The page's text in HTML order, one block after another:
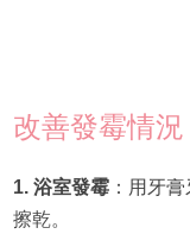
改善發霉情況
1. 浴室發霉：用牙膏
擦乾。